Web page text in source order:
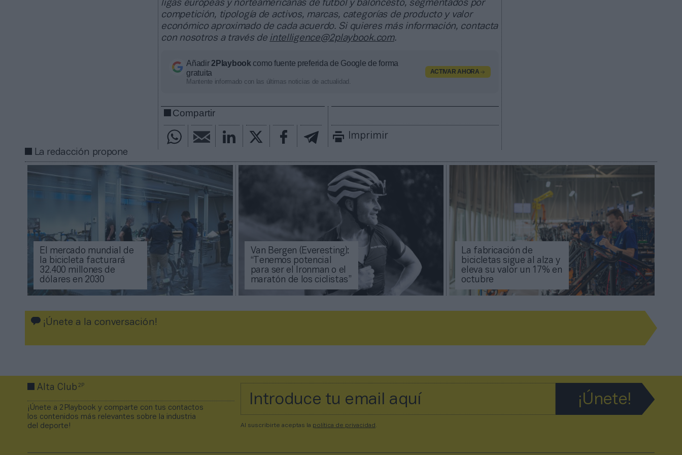
ligas europeas y norteamericanas de fútbol y baloncesto, segmentados por
competición, tipología de activos, marcas, categorías de producto y valor
económico aproximado de cada acuerdo. Si quieres más información, contacta
con nosotros a través de intelligence@2playbook.com.
Añadir2Playbook como fuente preferida de Google de forma
gratuita
Mantente informado con las últimas noticias de actualidad.
ACTIVAR AHORA
Compartir
Imprimir
La redacción propone
El mercado mundial de
la bicicleta facturará
32.400 millones de
dólares en 2030
Van Bergen (Everesting):
“Tenemos potencial
para ser el Ironman o el
maratón de los ciclistas”
La fabricación de
bicicletas sigue al alza y
eleva su valor un 17% en
octubre
¡Únete a la conversación!
Alta Club2P
¡Únete a 2Playbook y comparte con tus contactos
los contenidos más relevantes sobre la industria
del deporte!
Al suscribirte aceptas la política de privacidad .